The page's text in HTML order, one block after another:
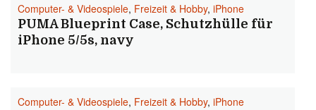
Computer- & Videospiele, Freizeit & Hobby, iPhone
PUMA Blueprint Case, Schutzhülle für
iPhone 5/5s, navy
Computer- & Videospiele, Freizeit & Hobby, iPhone